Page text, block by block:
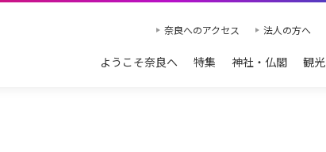
奈良へのアクセス 法人の方へ
ようこそ奈良へ 特集 神社・仏閣 観光